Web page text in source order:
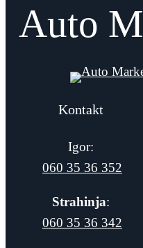
Kontakt
Igor:
060 35 36 352
Strahinja:
060 35 36 342
Auto